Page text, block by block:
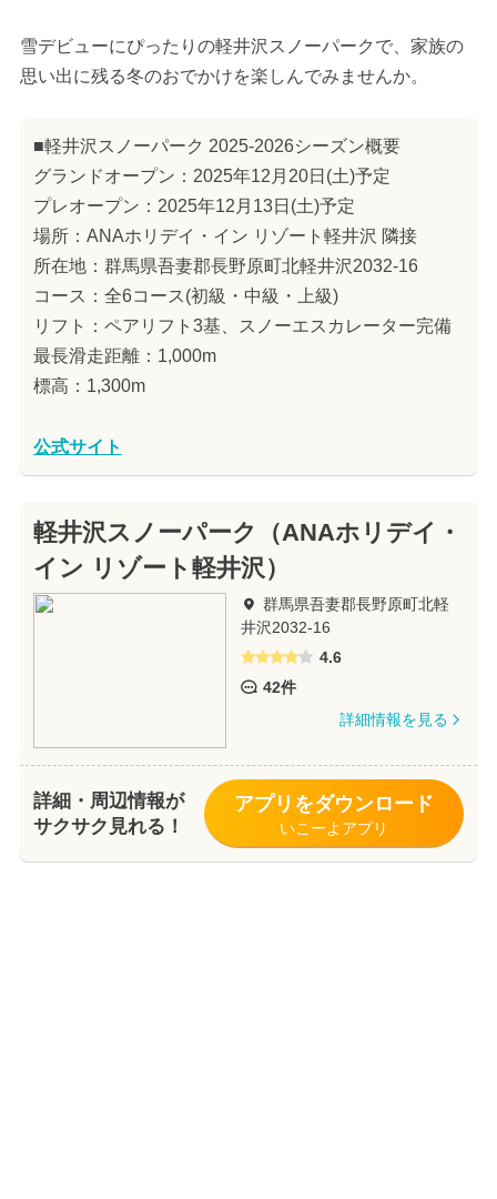
雪デビューにぴったりの軽井沢スノーパークで、家族の
思い出に残る冬のおでかけを楽しんでみませんか。
■軽井沢スノーパーク 2025-2026シーズン概要
グランドオープン：2025年12月20日(土)予定
プレオープン：2025年12月13日(土)予定
場所：ANAホリデイ・イン リゾート軽井沢 隣接
所在地：群馬県吾妻郡長野原町北軽井沢2032-16
コース：全6コース(初級・中級・上級)
リフト：ペアリフト3基、スノーエスカレーター完備
最長滑走距離：1,000m
標高：1,300m
公式サイト
軽井沢スノーパーク（ANAホリデイ・
イン リゾート軽井沢）
群馬県吾妻郡長野原町北軽
井沢2032-16
4.6
42件
詳細情報を見る
詳細・周辺情報が
サクサク見れる！
アプリをダウンロード
いこーよアプリ